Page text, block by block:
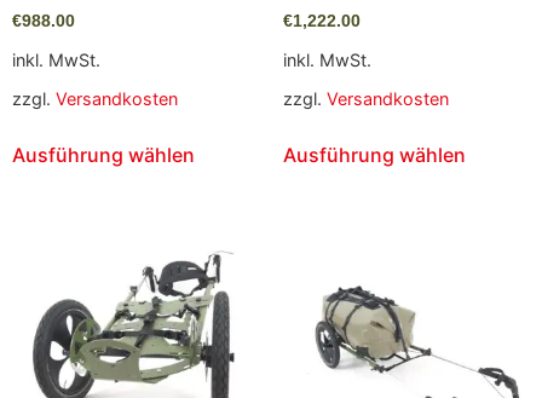
€988.00
inkl. MwSt.
zzgl. Versandkosten
Ausführung wählen
€1,222.00
inkl. MwSt.
zzgl. Versandkosten
Ausführung wählen